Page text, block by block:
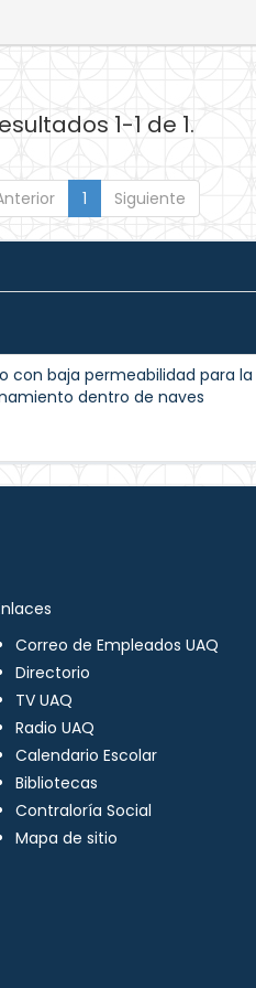
1-1 de 1.
1 Siguiente
con baja permeabilidad para la
dentro de naves
Correo de Empleados UAQ
Directorio
TV UAQ
Radio UAQ
Calendario Escolar
Bibliotecas
Contraloría Social
Mapa de sitio